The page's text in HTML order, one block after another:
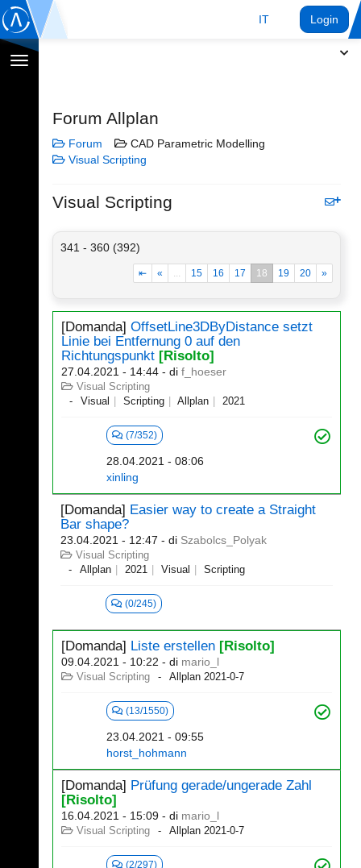
IT Login
Toggle
Forum Allplan
Forum
CAD Parametric Modelling
Visual Scripting
Visual Scripting
341 - 360 (392)
⇤ « ... 15 16 17 18 19 20 »
[Domanda] OffsetLine3DByDistance setzt
Linie bei Entfernung 0 auf den
Richtungspunkt [Risolto]
27.04.2021 - 14:44 - di f_hoeser
Visual Scripting
Visual
Scripting Allplan 2021
(7/352)
28.04.2021 - 08:06
xinling
[Domanda] Easier way to create a Straight
Bar shape?
23.04.2021 - 12:47 - di Szabolcs_Polyak
Visual Scripting
Allplan
2021 Visual Scripting
(0/245)
[Domanda] Liste erstellen [Risolto]
09.04.2021 - 10:22 - di mario_l
Visual Scripting Allplan 2021-0-7
(13/1550)
23.04.2021 - 09:55
horst_hohmann
[Domanda] Prüfung gerade/ungerade Zahl
[Risolto]
16.04.2021 - 15:09 - di mario_l
Visual Scripting Allplan 2021-0-7
(2/297)